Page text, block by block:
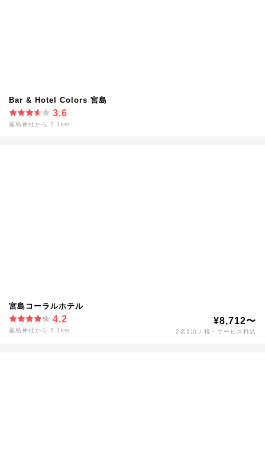
Bar & Hotel Colors 宮島
3.6
厳島神社から 2.1km
宮島コーラルホテル
4.2
厳島神社から 2.1km
¥8,712〜
2名1泊 / 税・サービス料込